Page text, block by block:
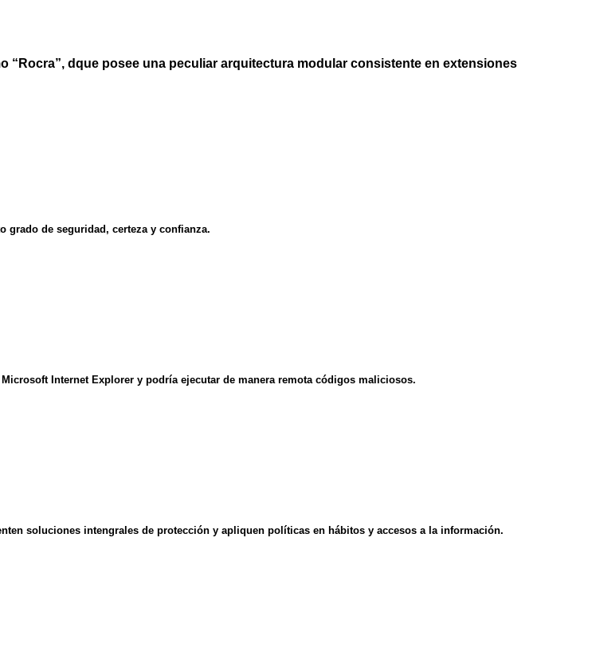
dque posee una peculiar arquitectura modular consistente en extensiones
grado de seguridad, certeza y confianza.
Internet Explorer y podría ejecutar de manera remota códigos maliciosos.
soluciones intengrales de protección y apliquen políticas en hábitos y accesos a la información.